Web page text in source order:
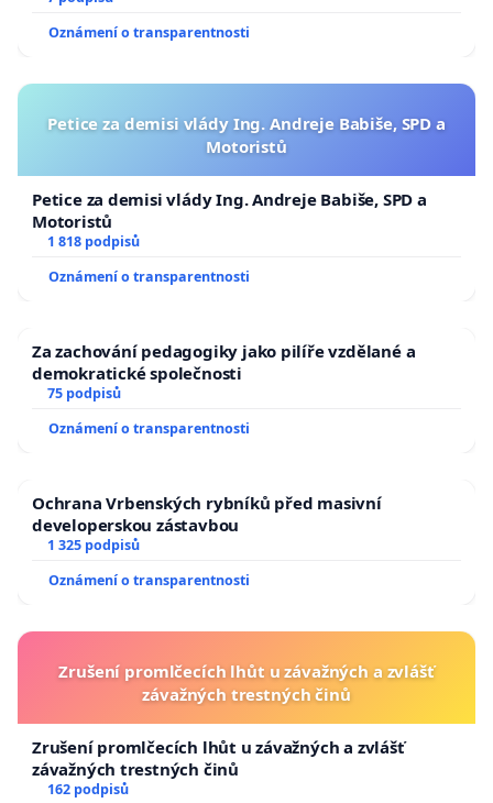
Oznámení o transparentnosti
Petice za demisi vlády Ing. Andreje Babiše, SPD a
Motoristů
Petice za demisi vlády Ing. Andreje Babiše, SPD a
Motoristů
1 818 podpisů
Oznámení o transparentnosti
Za zachování pedagogiky jako pilíře vzdělané a
demokratické společnosti
75 podpisů
Oznámení o transparentnosti
Ochrana Vrbenských rybníků před masivní
developerskou zástavbou
1 325 podpisů
Oznámení o transparentnosti
Zrušení promlčecích lhůt u závažných a zvlášť
závažných trestných činů
Zrušení promlčecích lhůt u závažných a zvlášť
závažných trestných činů
162 podpisů